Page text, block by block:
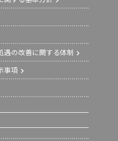
遇の改善に関する体制
事項